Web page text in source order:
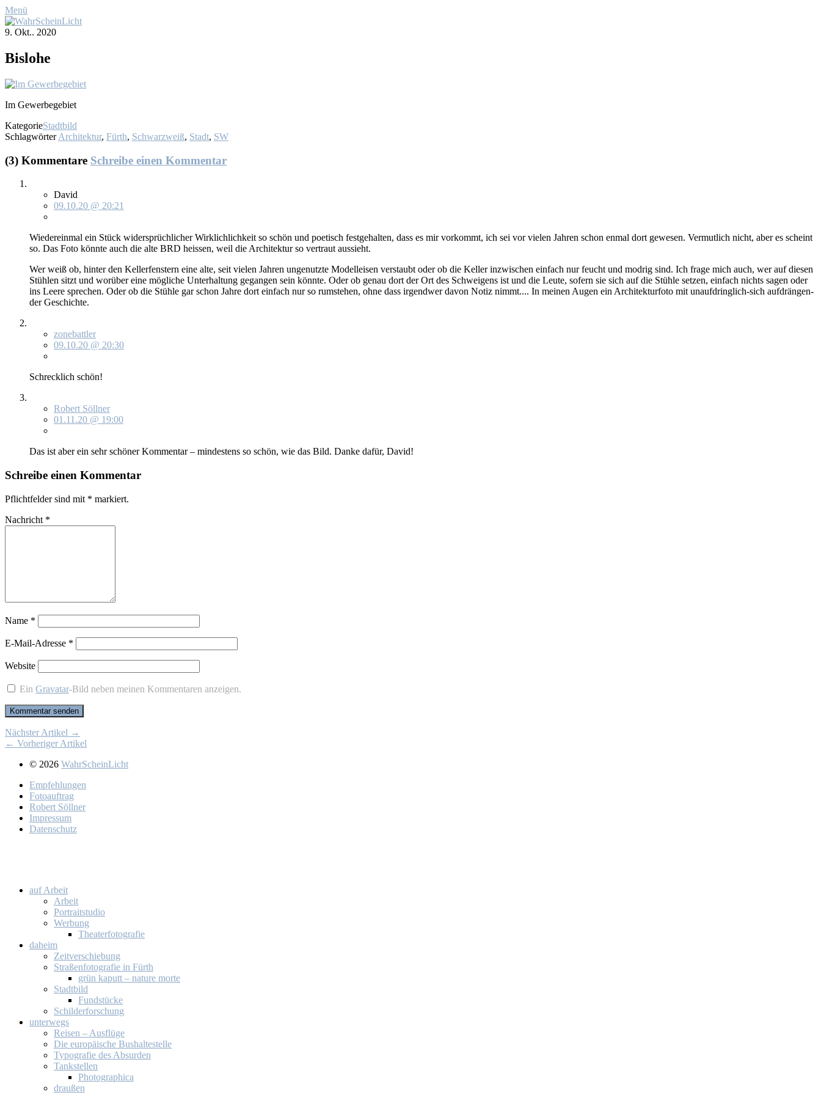
Menü
9. Okt.. 2020
Bis­lo­he
Im Ge­wer­be­ge­biet
KategorieStadtbild
Schlagwörter Architektur, Fürth, Schwarzweiß, Stadt, SW
(3) Kommentare Schreibe einen Kommentar
David
09.10.20 @ 20:21
Wie­der­ein­mal ein Stück wi­der­sprüch­li­cher Wirk­lich­lich­keit so schön und poe­tisch fest­ge­hal­ten, dass es mir vor­kommt, ich sei vor vie­len Jah­ren schon en­mal dort ge­we­sen. Ver­mut­lich nicht, aber es scheint
so. Das Fo­to könn­te auch die al­te BRD heis­sen, weil die Ar­chi­tek­tur so ver­traut aus­sieht.
Wer weiß ob, hin­ter den Kel­ler­fens­tern ei­ne al­te, seit vie­len Jah­ren un­ge­nutz­te Mo­dell­ei­sen ver­staubt oder ob die Kel­ler in­zwi­schen ein­fach nur feucht und mod­rig sind. Ich fra­ge mich auch, wer auf die­sen
Stüh­len sitzt und wor­über ei­ne mög­li­che Un­ter­hal­tung ge­gan­gen sein könn­te. Oder ob ge­nau dort der Ort des Schwei­gens ist und die Leu­te, so­fern sie sich auf die Stüh­le set­zen, ein­fach nichts sa­gen oder
ins Lee­re spre­chen. Oder ob die Stüh­le gar schon Jah­re dort ein­fach nur so rum­ste­hen, oh­ne dass ir­gend­wer da­von No­tiz nimmt.... In mei­nen Au­gen ein Ar­chi­tek­tur­fo­to mit un­auf­dring­lich-sich auf­drän­gen­
der Ge­schich­te.
zonebattler
09.10.20 @ 20:30
Schreck­lich schön!
Robert Söllner
01.11.20 @ 19:00
Das ist aber ein sehr schö­ner Kom­men­tar – min­des­tens so schön, wie das Bild. Dan­ke da­für, Da­vid!
Schreibe einen Kommentar
Pflichtfelder sind mit * markiert.
Nachricht *
Name *
E-Mail-Adresse *
Website
EinGravatar-Bild neben meinen Kommentaren anzeigen.
Nächster Artikel →
← Vorheriger Artikel
© 2026 WahrScheinLicht
Emp­feh­lun­gen
Fo­to­auf­trag
Ro­bert Söll­ner
Im­pres­sum
Da­ten­schutz
auf Ar­beit
Ar­beit
Por­trait­stu­dio
Wer­bung
Thea­ter­fo­to­gra­fie
da­heim
Zeit­ver­schie­bung
Stra­ßen­fo­to­gra­fie in Fürth
grün ka­putt – na­tu­re mor­te
Stadt­bild
Fund­stü­cke
Schil­der­for­schung
un­ter­wegs
Rei­sen – Aus­flü­ge
Die eu­ro­päi­sche Bus­hal­te­stel­le
Ty­po­gra­fie des Ab­sur­den
Tank­stel­len
Pho­to­gra­phi­ca
drau­ßen